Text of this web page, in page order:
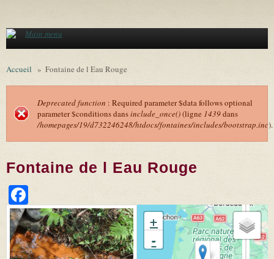
Main menu
Accueil » Fontaine de l Eau Rouge
Message d'erreur
Deprecated function : Required parameter $data follows optional
parameter $conditions dansinclude_once()(ligne 1439dans
/homepages/19/d732246248/htdocs/fontaines/includes/bootstrap.inc).
Fontaine de l Eau Rouge
+
-